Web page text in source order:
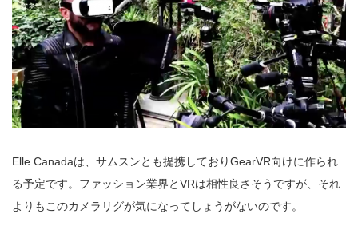
Elle Canadaは、サムスンとも提携しておりGearVR向けに作られ
る予定です。ファッション業界とVRは相性良さそうですが、それ
よりもこのカメラリグが気になってしょうがないのです。